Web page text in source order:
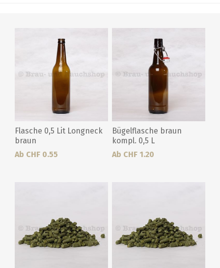
Flasche 0,5 Lit Longneck
braun
Ab CHF 0.55
Bügelflasche braun
kompl. 0,5 L
Ab CHF 1.20